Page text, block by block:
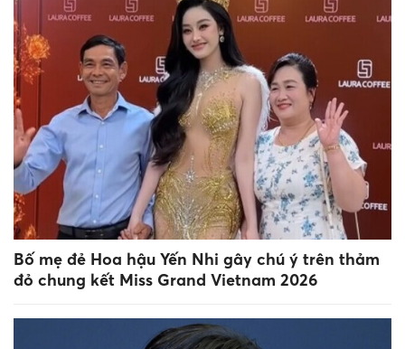
Bố mẹ đẻ Hoa hậu Yến Nhi gây chú ý trên thảm
đỏ chung kết Miss Grand Vietnam 2026